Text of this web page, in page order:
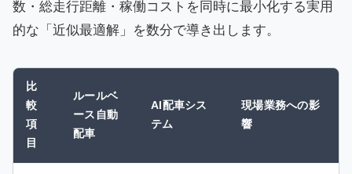
数・総走行距離・稼働コストを同時に最小化する実用
的な「近似最適解」を数分で導き出します。
比
較
項
目
ルールベ
ース自動
配車
AI配車シス
テム
現場業務への影
響